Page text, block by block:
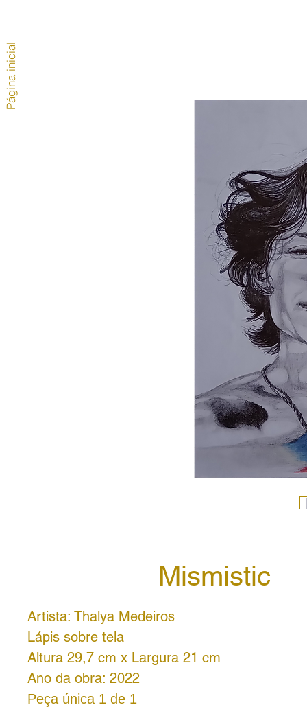
Mismistic
Artista: Thalya Medeiros
Lápis sobre tela
Altura 29,7 cm x Largura 21 cm
Ano da obra: 2022
Peça única 1 de 1
Página inicial